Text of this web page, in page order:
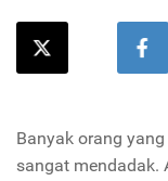
Banyak orang
sangat mendadak.